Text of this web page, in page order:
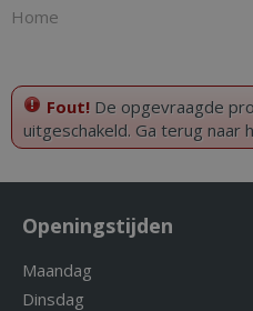
Home
Fout! De opgevraagde
uitgeschakeld. Ga terug naar
Openingstijden
Maandag
Dinsdag